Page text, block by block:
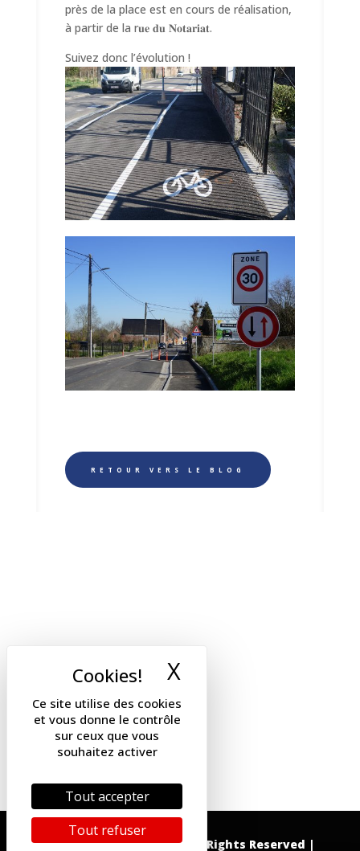
Ce site utilise des cookies
et vous donne le contrôle
sur ceux que vous
souhaitez activer
Tout accepter
Tout refuser
X
près de la place est en cours de réalisation,
à partir de la r𝐮𝐞 𝐝𝐮 𝐍𝐨𝐭𝐚𝐫𝐢𝐚𝐭.
Suivez donc l’évolution !
RETOUR VERS LE BLOG
Copyright 2019 – DGSI | All Rights Reserved |